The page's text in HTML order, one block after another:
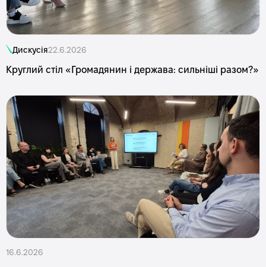
Дискусія22.6.2026
Круглий стіл «Громадянин і держава: сильніші разом?»
16.6.2026